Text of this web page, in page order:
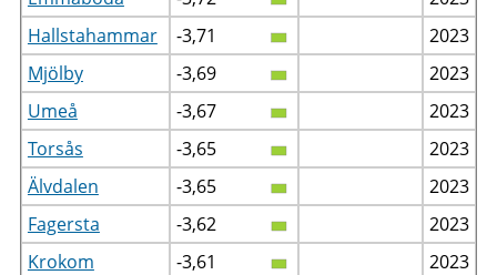
Hallstahammar
-3,71
2023
Mjölby
-3,69
2023
Umeå
-3,67
2023
Torsås
-3,65
2023
Älvdalen
-3,65
2023
Fagersta
-3,62
2023
Krokom
-3,61
2023